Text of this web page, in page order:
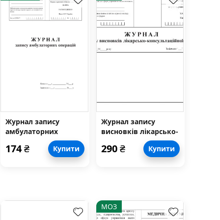
Журнал запису
амбулаторних
174₴ Купити
Журнал запису
висновків лікарсько-
консультаційної
комісії, форма No
290₴ Купити
МОЗ